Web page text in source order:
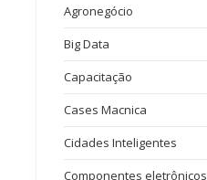
Agronegócio
Big Data
Capacitação
Cases Macnica
Cidades Inteligentes
Componentes eletrônicos